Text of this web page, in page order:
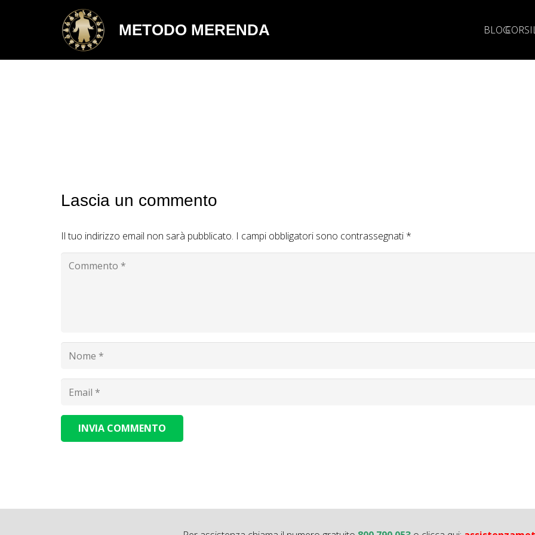
METODO MERENDA BLOGCORSI
Lascia un commento
Il tuo indirizzo email non sarà pubblicato. I campi obbligatori sono contrassegnati *
INVIA COMMENTO